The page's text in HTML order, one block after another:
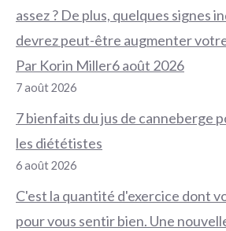
assez ? De plus, quelques signes
devrez peut-être augmenter
Par Korin Miller6 août 2026
7 août 2026
7 bienfaits du jus de canneberge
les diététistes
6 août 2026
C'est la quantité d'exercice dont
pour vous sentir bien. Une